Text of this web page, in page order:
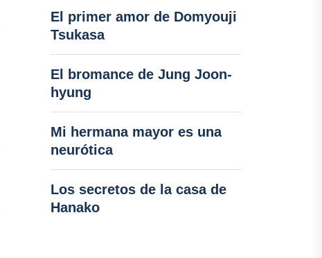
El primer amor de Domyouji
Tsukasa
El bromance de Jung Joon-
hyung
Mi hermana mayor es una
neurótica
Los secretos de la casa de
Hanako